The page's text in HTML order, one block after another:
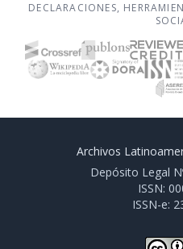
DECLARACIONES,
Archivos
Depósito Legal
ISSN:
ISSN-e: